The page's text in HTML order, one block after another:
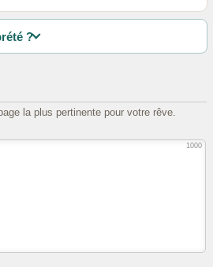
?
la plus pertinente pour votre rêve.
1000